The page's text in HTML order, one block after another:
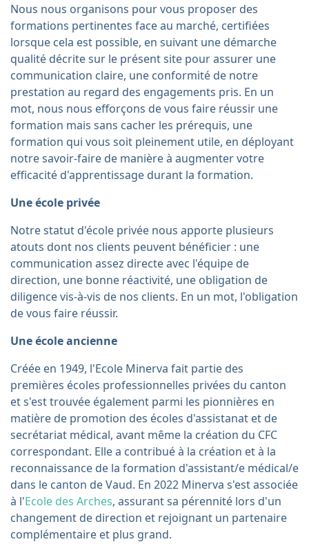
Nous nous organisons pour vous proposer des
formations pertinentes face au marché, certifiées
lorsque cela est possible, en suivant une démarche
qualité décrite sur le présent site pour assurer une
communication claire, une conformité de notre
prestation au regard des engagements pris. En un
mot, nous nous efforçons de vous faire réussir une
formation mais sans cacher les prérequis, une
formation qui vous soit pleinement utile, en déployant
notre savoir-faire de manière à augmenter votre
efficacité d'apprentissage durant la formation.
Une école privée
Notre statut d'école privée nous apporte plusieurs
atouts dont nos clients peuvent bénéficier : une
communication assez directe avec l'équipe de
direction, une bonne réactivité, une obligation de
diligence vis-à-vis de nos clients. En un mot, l'obligation
de vous faire réussir.
Une école ancienne
Créée en 1949, l'Ecole Minerva fait partie des
premières écoles professionnelles privées du canton
et s'est trouvée également parmi les pionnières en
matière de promotion des écoles d'assistanat et de
secrétariat médical, avant même la création du CFC
correspondant. Elle a contribué à la création et à la
reconnaissance de la formation d'assistant/e médical/e
dans le canton de Vaud. En 2022 Minerva s'est associée
à l'Ecole des Arches, assurant sa pérennité lors d'un
changement de direction et rejoignant un partenaire
complémentaire et plus grand.